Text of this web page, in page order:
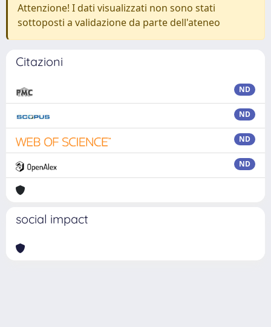
Attenzione! I dati visualizzati non sono stati
sottoposti a validazione da parte dell'ateneo
Citazioni
ND
ND
ND
ND
social impact